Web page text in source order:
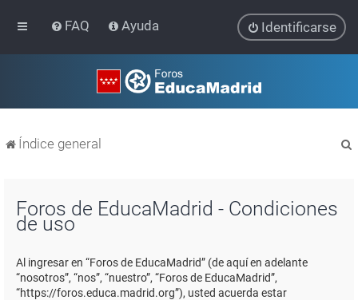
FAQ Ayuda Identificarse
Índice general
Foros de EducaMadrid - Condiciones
de uso
Al ingresar en “Foros de EducaMadrid” (de aquí en adelante
“nosotros”, “nos”, “nuestro”, “Foros de EducaMadrid”,
“https://foros.educa.madrid.org”), usted acuerda estar